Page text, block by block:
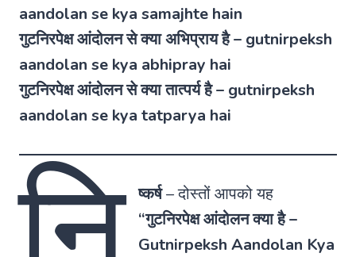
aandolan se kya samajhte hain
गुटनिरपेक्ष आंदोलन से क्या अभिप्राय है – gutnirpeksh
aandolan se kya abhipray hai
गुटनिरपेक्ष आंदोलन से क्या तात्पर्य है – gutnirpeksh
aandolan se kya tatparya hai
ष्कर्ष–दोस्तों आपको यह
“गुटनिरपेक्ष आंदोलन क्या है–
Gutnirpeksh Aandolan Kya